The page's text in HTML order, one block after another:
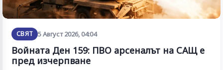
СВЯТ 5 Август 2026, 04:04
Войната Ден 159: ПВО арсеналът на САЩ е
пред изчерпване